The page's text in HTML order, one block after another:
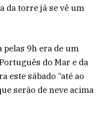
da torre já se vê um
9h era de um
do Mar e da
este sábado “até ao
serão de neve acima